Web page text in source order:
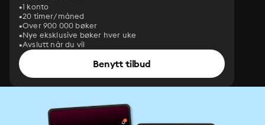
1 konto
20 timer/måned
Over 900 000 bøker
Nye eksklusive bøker hver uke
Avslutt når du vil
Benytt tilbud